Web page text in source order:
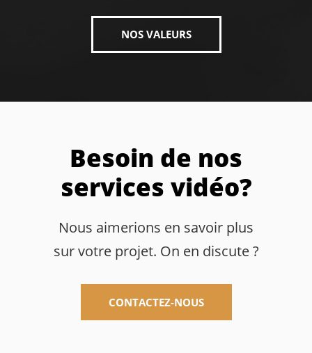
NOS VALEURS
Besoin de nos
services vidéo?
Nous aimerions en savoir plus
sur votre projet. On en discute ?
CONTACTEZ-NOUS